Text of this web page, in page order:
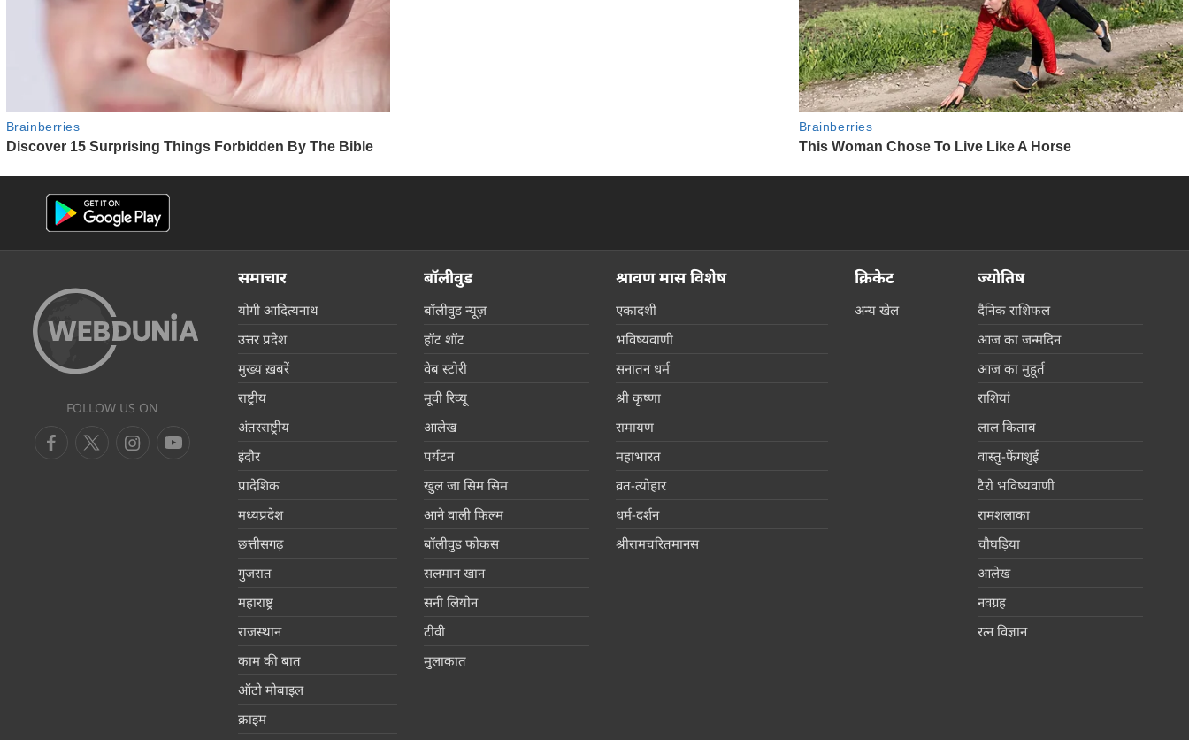
FOLLOW US ON
समाचार
योगी आदित्यनाथ
उत्तर प्रदेश
मुख्य ख़बरें
राष्ट्रीय
अंतरराष्ट्रीय
इंदौर
प्रादेशिक
मध्यप्रदेश
छत्तीसगढ़
गुजरात
महाराष्ट्र
राजस्थान
काम की बात
ऑटो मोबाइल
क्राइम
बॉलीवुड
बॉलीवुड न्यूज़
हॉट शॉट
वेब स्टोरी
मूवी रिव्यू
आलेख
पर्यटन
खुल जा सिम सिम
आने वाली फिल्म
बॉलीवुड फोकस
सलमान खान
सनी लियोन
टीवी
मुलाकात
श्रावण मास विशेष
एकादशी
भविष्यवाणी
सनातन धर्म
श्री कृष्णा
रामायण
महाभारत
व्रत-त्योहार
धर्म-दर्शन
श्रीरामचरितमानस
क्रिकेट
अन्य खेल
ज्योतिष
दैनिक राशिफल
आज का जन्मदिन
आज का मुहूर्त
राशियां
लाल किताब
वास्तु-फेंगशुई
टैरो भविष्यवाणी
रामशलाका
चौघड़िया
आलेख
नवग्रह
रत्न विज्ञान